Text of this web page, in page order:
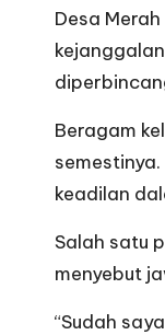
Desa
Beragam
keadilan
Salah satu
menyebut
“Sudah